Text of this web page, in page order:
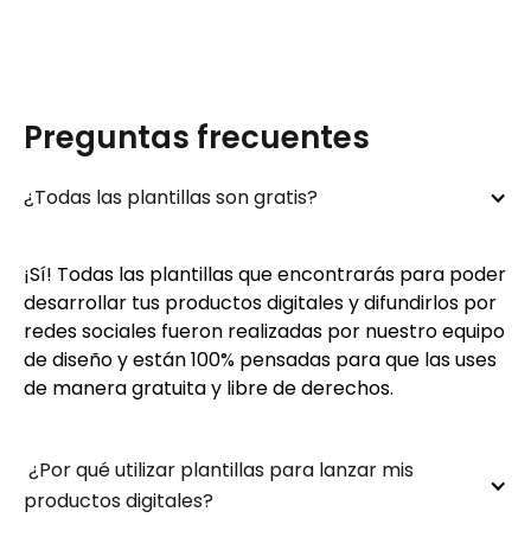
Preguntas frecuentes
¿Todas las plantillas son gratis?
¡Sí! Todas las plantillas que encontrarás para poder
desarrollar tus productos digitales y difundirlos por
redes sociales fueron realizadas por nuestro equipo
de diseño y están 100% pensadas para que las uses
de manera gratuita y libre de derechos.
¿Por qué utilizar plantillas para lanzar mis
productos digitales?